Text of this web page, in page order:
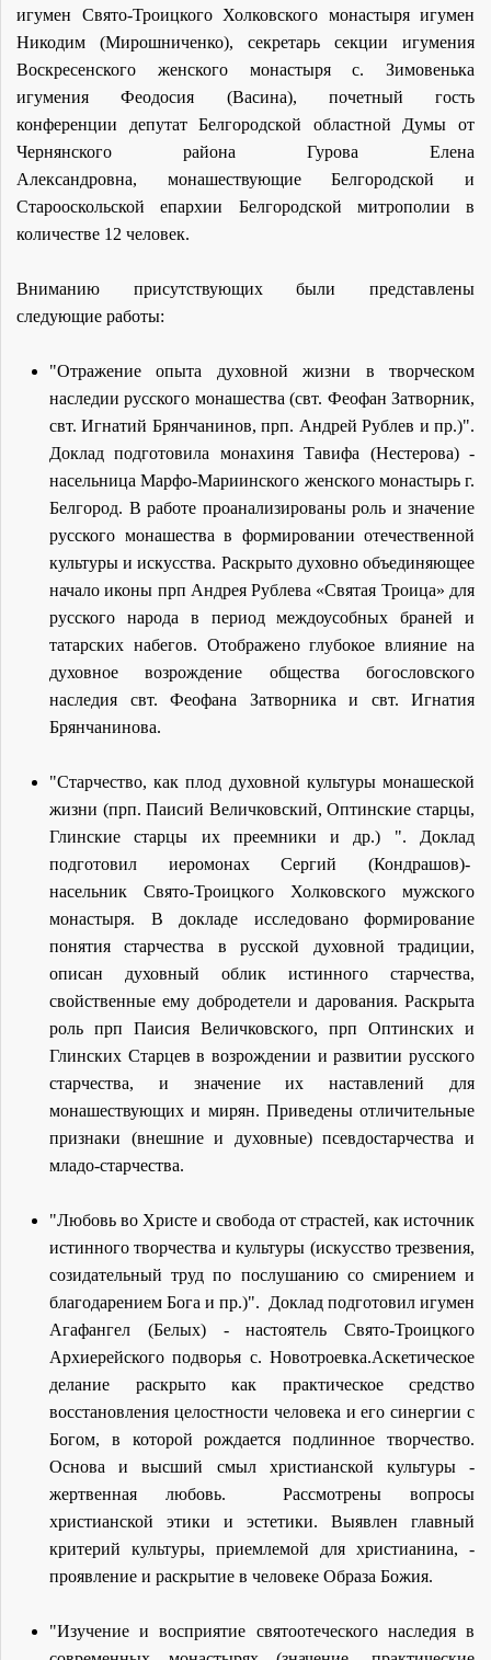
игумен Свято-Троицкого Холковского монастыря игумен
Никодим (Мирошниченко), секретарь секции игумения
Воскресенского женского монастыря с. Зимовенька
игумения Феодосия (Васина), почетный гость
конференции депутат Белгородской областной Думы от
Чернянского района Гурова Елена
Александровна, монашествующие Белгородской и
Старооскольской епархии Белгородской митрополии в
количестве 12 человек.
Вниманию присутствующих были представлены
следующие работы:
"Отражение опыта духовной жизни в творческом
наследии русского монашества (свт. Феофан Затворник,
свт. Игнатий Брянчанинов, прп. Андрей Рублев и пр.)".
Доклад подготовила монахиня Тавифа (Нестерова) -
насельница Марфо-Мариинского женского монастырь г.
Белгород. В работе проанализированы роль и значение
русского монашества в формировании отечественной
культуры и искусства. Раскрыто духовно объединяющее
начало иконы прп Андрея Рублева «Святая Троица» для
русского народа в период междоусобных браней и
татарских набегов. Отображено глубокое влияние на
духовное возрождение общества богословского
наследия свт. Феофана Затворника и свт. Игнатия
Брянчанинова.
"Старчество, как плод духовной культуры монашеской
жизни (прп. Паисий Величковский, Оптинские старцы,
Глинские старцы их преемники и др.) ". Доклад
подготовил иеромонах Сергий (Кондрашов)-
насельник Свято-Троицкого Холковского мужского
монастыря. В докладе исследовано формирование
понятия старчества в русской духовной традиции,
описан духовный облик истинного старчества,
свойственные ему добродетели и дарования. Раскрыта
роль прп Паисия Величковского, прп Оптинских и
Глинских Старцев в возрождении и развитии русского
старчества, и значение их наставлений для
монашествующих и мирян. Приведены отличительные
признаки (внешние и духовные) псевдостарчества и
младо-старчества.
"Любовь во Христе и свобода от страстей, как источник
истинного творчества и культуры (искусство трезвения,
созидательный труд по послушанию со смирением и
благодарением Бога и пр.)". Доклад подготовил игумен
Агафангел (Белых) - настоятель Свято-Троицкого
Архиерейского подворья с. Новотроевка.Аскетическое
делание раскрыто как практическое средство
восстановления целостности человека и его синергии с
Богом, в которой рождается подлинное творчество.
Основа и высший смыл христианской культуры -
жертвенная любовь. Рассмотрены вопросы
христианской этики и эстетики. Выявлен главный
критерий культуры, приемлемой для христианина, -
проявление и раскрытие в человеке Образа Божия.
"Изучение и восприятие святоотеческого наследия в